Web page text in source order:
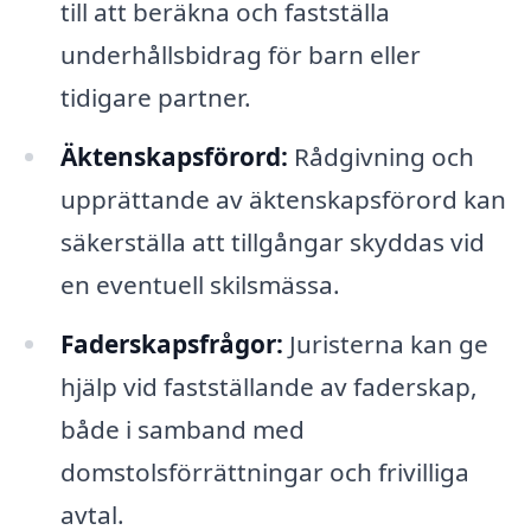
till att beräkna och fastställa
underhållsbidrag för barn eller
tidigare partner.
Äktenskapsförord: Rådgivning och
upprättande av äktenskapsförord kan
säkerställa att tillgångar skyddas vid
en eventuell skilsmässa.
Faderskapsfrågor: Juristerna kan ge
hjälp vid fastställande av faderskap,
både i samband med
domstolsförrättningar och frivilliga
avtal.